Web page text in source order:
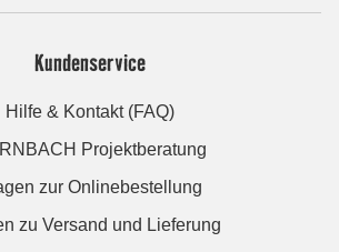
Kundenservice
Hilfe & Kontakt (FAQ)
Projektberatung
zur Onlinebestellung
zu Versand und Lieferung